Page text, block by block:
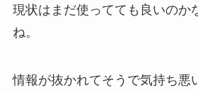
現状はまだ使ってても良いのか
ね。
情報が抜かれてそうで気持ち